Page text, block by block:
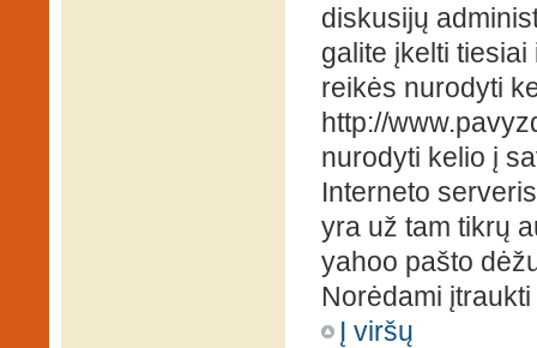
diskusijų
galite įkelti
reikės nurodyti
http://
nurodyti kelio į
Interneto
yra už tam tikrų
yahoo pašto
Norėdami
Į viršų